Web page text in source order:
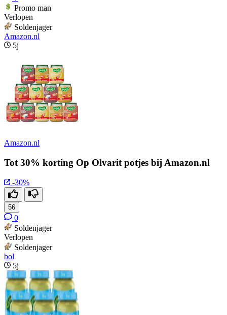
Promo man
Verlopen
Soldenjager
Amazon.nl
5j
Amazon.nl
Tot 30% korting Op Olvarit potjes bij Amazon.nl
-30%
56
0
Soldenjager
Verlopen
Soldenjager
bol
5j